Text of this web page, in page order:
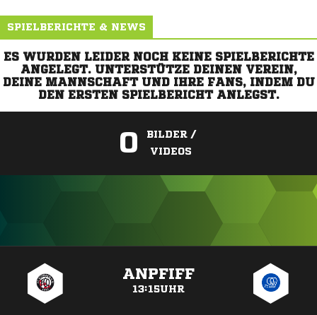
SPIELBERICHTE & NEWS
ES WURDEN LEIDER NOCH KEINE SPIELBERICHTE
ANGELEGT. UNTERSTÜTZE DEINEN VEREIN,
DEINE MANNSCHAFT UND IHRE FANS, INDEM DU
DEN ERSTEN SPIELBERICHT ANLEGST.
0
BILDER /
VIDEOS
ANPFIFF
13:15UHR